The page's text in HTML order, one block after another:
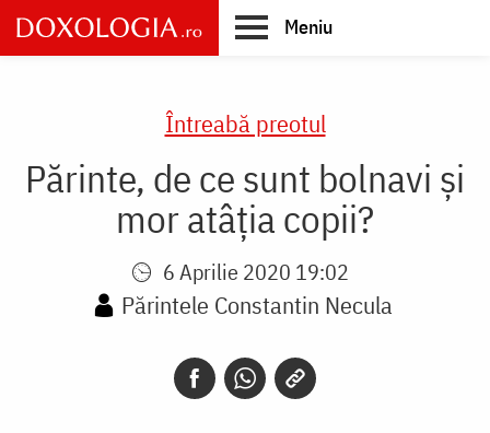
Skip
to
main
Meniu
Întreabă preotul
Părinte, de ce sunt bolnavi și
mor atâția copii?
6 Aprilie 2020 19:02
Părintele Constantin Necula